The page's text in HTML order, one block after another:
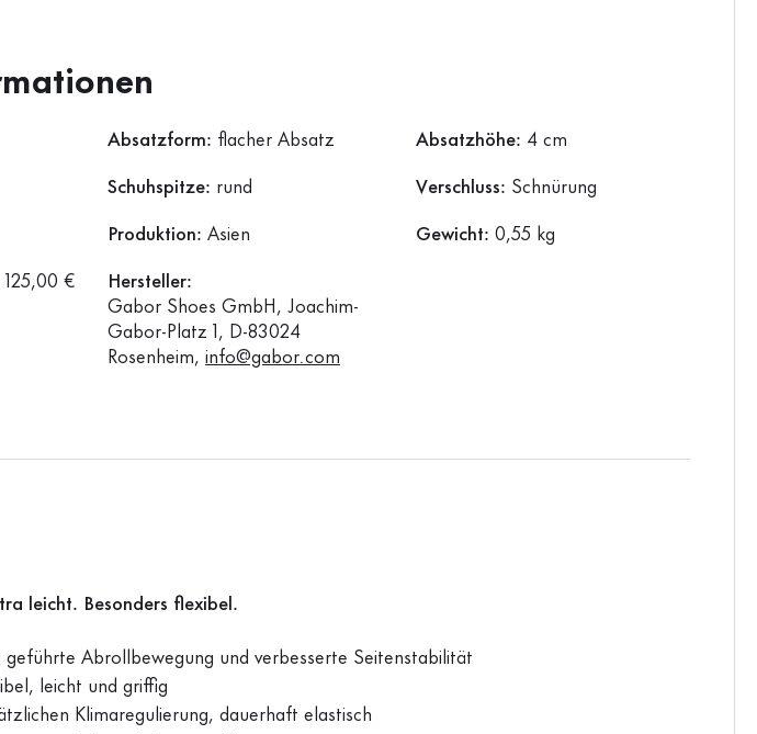
Absatzform: flacher Absatz Absatzhöhe: 4 cm
Schuhspitze: rund Verschluss: Schnürung
Produktion: Asien Gewicht: 0,55 kg
125,00 €
Hersteller:
Gabor Shoes GmbH, Joachim-
Gabor-Platz 1, D-83024
Rosenheim, info@gabor.com
leicht. Besonders flexibel.
geführte Abrollbewegung und verbesserte Seitenstabilität
leicht und griffig
Klimaregulierung, dauerhaft elastisch